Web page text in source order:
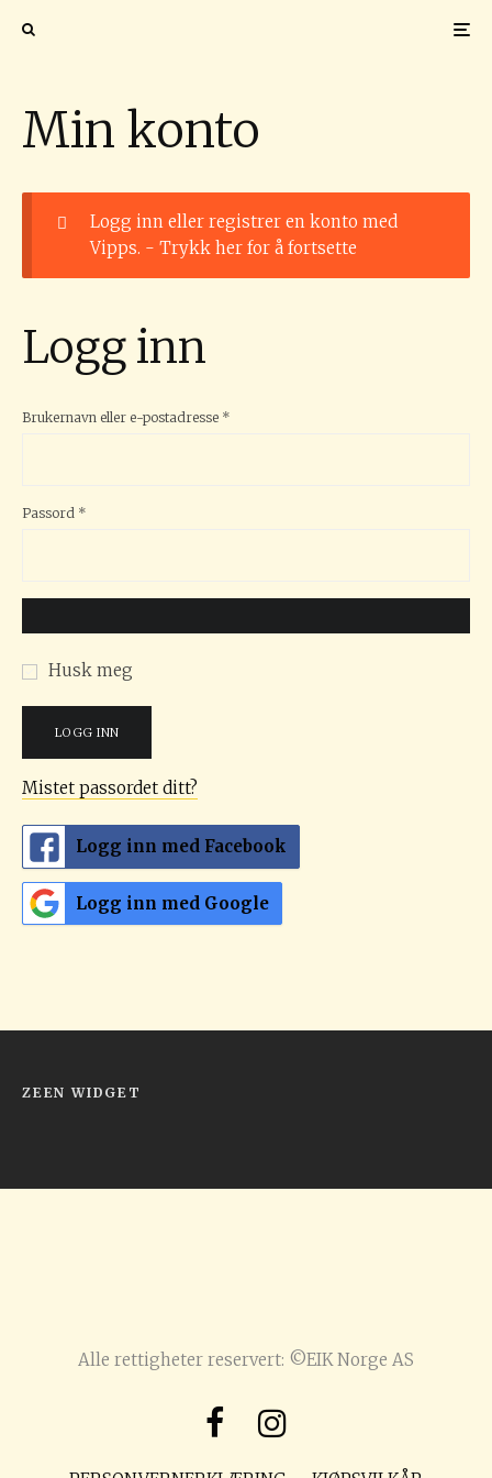
Min konto
Logg inn eller registrer en konto med
Vipps. - Trykk her for å fortsette
Logg inn
Brukernavn eller e-postadresse *
Passord *
Husk meg
LOGG INN
Mistet passordet ditt?
Logg inn med Facebook
Logg inn med Google
ZEEN WIDGET
Alle rettigheter reservert: ©EIK Norge AS